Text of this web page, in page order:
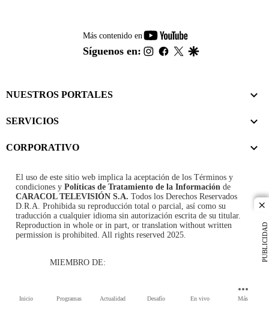
Inicio Programas Actualidad Desafío En vivo Más
PUBLICIDAD
Más contenido en
youtube-
footer
Síguenos en: instagram
facebook
twitter
NUESTROS PORTALES
SERVICIOS
CORPORATIVO
El uso de este sitio web implica la aceptación de los Términos y
condiciones y Políticas de Tratamiento de la Información de
CARACOL TELEVISIÓN S.A. Todos los Derechos Reservados
D.R.A. Prohibida su reproducción total o parcial, así como su
traducción a cualquier idioma sin autorización escrita de su titular.
Reproduction in whole or in part, or translation without written
permission is prohibited. All rights reserved 2025.
MIEMBRO DE: